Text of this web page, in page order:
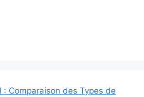
: Comparaison des Types de